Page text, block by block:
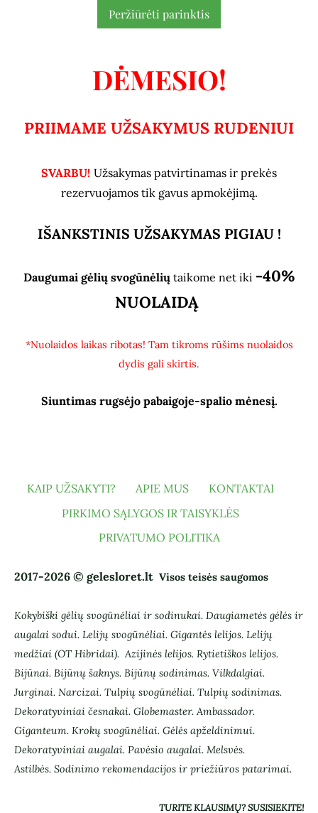
DĖMESIO!
PRIIMAME UŽSAKYMUS RUDENIUI
SVARBU! Užsakymas patvirtinamas ir prekės
rezervuojamos tik gavus apmokėjimą.
IŠANKSTINIS UŽSAKYMAS PIGIAU !
Daugumai gėlių svogūnėlių taikome net iki -40%
NUOLAIDĄ
*Nuolaidos laikas ribotas! Tam tikroms rūšims nuolaidos
dydis gali skirtis.
Siuntimas rugsėjo pabaigoje-spalio mėnesį.
Peržiūrėti parinktis
KAIP UŽSAKYTI? APIE MUS
KONTAKTAI
PIRKIMO SĄLYGOS IR TAISYKLĖS
PRIVATUMO POLITIKA
2017-2026 © gelesloret.lt Visos teisės saugomos
Kokybiški gėlių svogūnėliai ir sodinukai. Daugiametės gėlės ir
augalai sodui. Lelijų svogūnėliai. Gigantės lelijos. Lelijų
medžiai (OT Hibridai).Azijinės lelijos. Rytietiškos lelijos.
Bijūnai. Bijūnų šaknys. Bijūnų sodinimas. Vilkdalgiai.
Jurginai. Narcizai. Tulpių svogūnėliai. Tulpių sodinimas.
Dekoratyviniai česnakai. Globemaster. Ambassador.
Giganteum. Krokų svogūnėliai. Gėlės apželdinimui.
Dekoratyviniai augalai. Pavėsio augalai. Melsvės.
Astilbės. Sodinimo rekomendacijos ir priežiūros patarimai.
TURITE KLAUSIMŲ? SUSISIEKITE!